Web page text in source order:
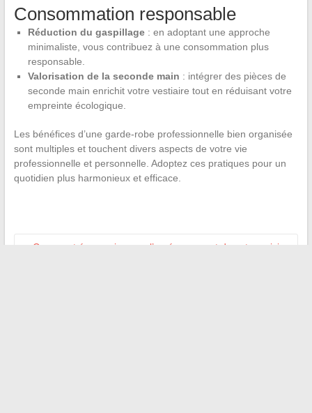
Consommation responsable
Réduction du gaspillage: en adoptant une approche
minimaliste, vous contribuez à une consommation plus
responsable.
Valorisation de la seconde main : intégrer des pièces de
seconde main enrichit votre vestiaire tout en réduisant votre
empreinte écologique.
Les bénéfices d’une garde-robe professionnelle bien organisée
sont multiples et touchent divers aspects de votre vie
professionnelle et personnelle. Adoptez ces pratiques pour un
quotidien plus harmonieux et efficace.
Comment économiser sur l’aménagement de votre cuisine